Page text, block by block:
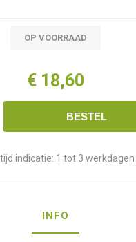
OP VOORRAAD
€ 18,60
BESTEL
indicatie: 1 tot 3 werkdagen
INFO